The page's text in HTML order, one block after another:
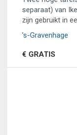
separaat) van
zijn gebruikt in
's-Gravenhage
€ GRATIS